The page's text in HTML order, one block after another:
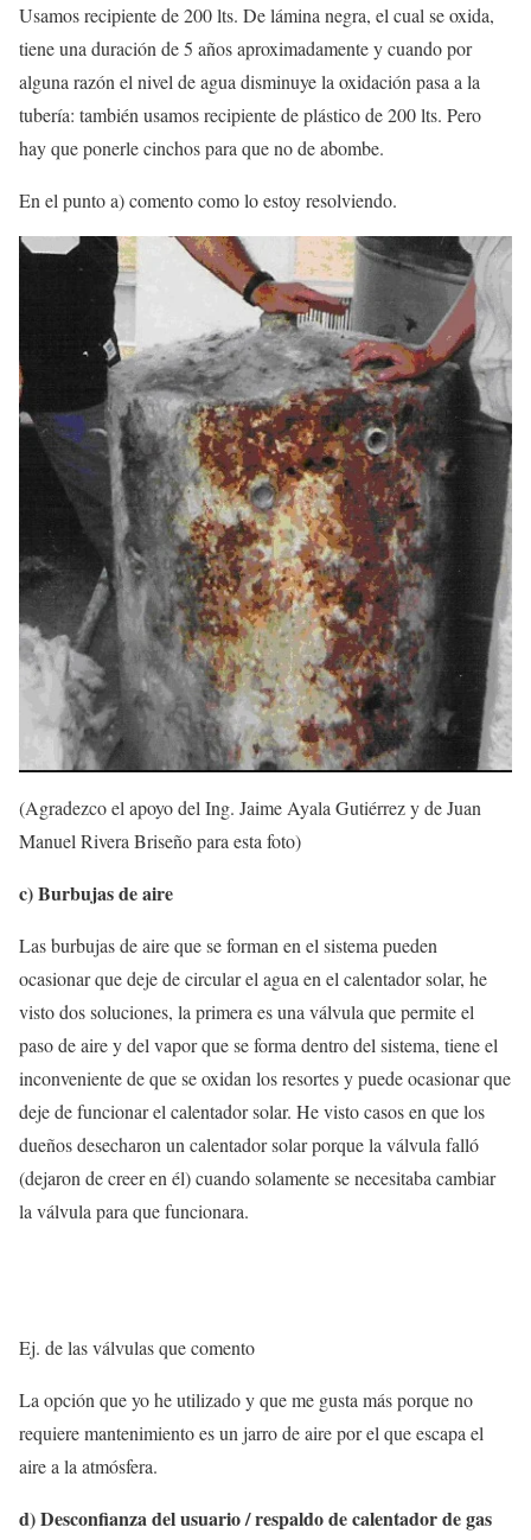
Usamos recipiente de 200 lts. De lámina negra, el cual se oxida,
tiene una duración de 5 años aproximadamente y cuando por
alguna razón el nivel de agua disminuye la oxidación pasa a la
tubería: también usamos recipiente de plástico de 200 lts. Pero
hay que ponerle cinchos para que no de abombe.
En el punto a) comento como lo estoy resolviendo.
(Agradezco el apoyo del Ing. Jaime Ayala Gutiérrez y de Juan
Manuel Rivera Briseño para esta foto)
c) Burbujas de aire
Las burbujas de aire que se forman en el sistema pueden
ocasionar que deje de circular el agua en el calentador solar, he
visto dos soluciones, la primera es una válvula que permite el
paso de aire y del vapor que se forma dentro del sistema, tiene el
inconveniente de que se oxidan los resortes y puede ocasionar que
deje de funcionar el calentador solar. He visto casos en que los
dueños desecharon un calentador solar porque la válvula falló
(dejaron de creer en él) cuando solamente se necesitaba cambiar
la válvula para que funcionara.
Ej. de las válvulas que comento
La opción que yo he utilizado y que me gusta más porque no
requiere mantenimiento es un jarro de aire por el que escapa el
aire a la atmósfera.
d) Desconfianza del usuario / respaldo de calentador de gas